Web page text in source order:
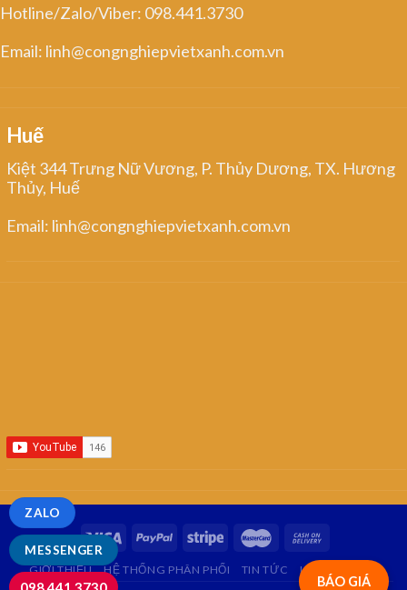
Hotline/Zalo/Viber: 098.441.3730
Email: linh@congnghiepvietxanh.com.vn
Huế
Kiệt 344 Trưng Nữ Vương, P. Thủy Dương, TX. Hương
Thủy, Huế
Email: linh@congnghiepvietxanh.com.vn
BÁO GIÁ
GIỚI THIỆU HỆ THỐNG PHÂN PHỐI TIN TỨC LIÊN HỆ
MESSENGER
ZALO